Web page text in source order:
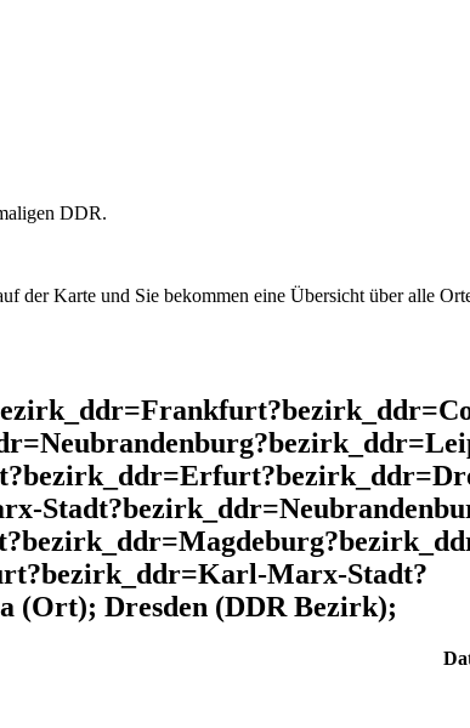
DDR.
der Karte und Sie bekommen eine Übersicht über alle
Marx-Stadt?
(Ort); Dresden (DDR Bezirk);